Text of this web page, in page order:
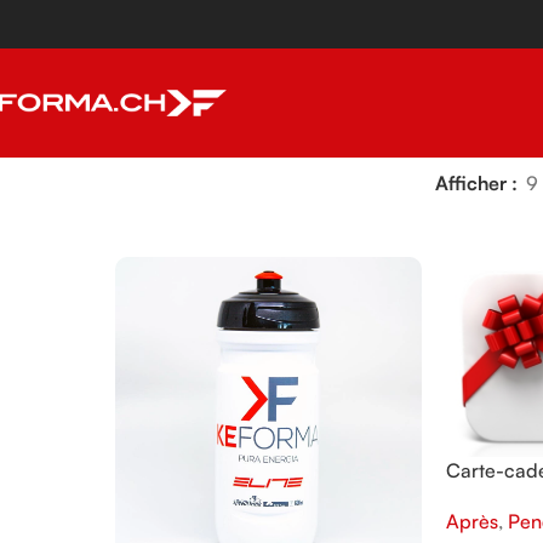
Afficher 9
Carte-
Après,